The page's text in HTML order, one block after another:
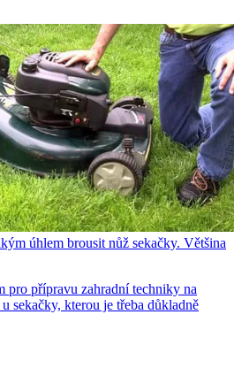
úhlem brousit nůž sekačky. Většina
pro přípravu zahradní techniky na
sekačky, kterou je třeba důkladně